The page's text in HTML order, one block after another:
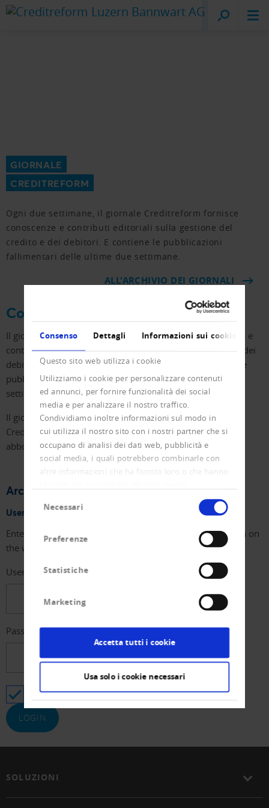
Consenso Dettagli Informazioni sui cookie
Questo sito web utilizza i cookie
Utilizziamo i cookie per personalizzare contenuti
ed annunci, per fornire funzionalità dei social
media e per analizzare il nostro traffico.
Condividiamo inoltre informazioni sul modo in
cui utilizza il nostro sito con i nostri partner che si
occupano di analisi dei dati web, pubblicità e
social media, i quali potrebbero combinarle con
altre informazioni che ha fornito loro o che hanno
delNecessari
Preferenze
Statistiche
Marketing
Accetta tutti i cookie
Usa solo i cookie necessari
Creditreform
Lucerna
GIORNALE
CREDITREFORM
Ogni due settimane, il giornale Creditreform fornisce
conoscenze e contributi editoriali sulla gestione del
credito e dei debitori. E contiene le pubblicazioni
fallimentari delle ultime due settimane.
ALL'ARCHIVIO DEI GIORNALI
Competenze e pubblicazioni.
Il giornale Creditreform fornisce conoscenze specialistiche e
contributi editoriali nel campo della gestione dei crediti e dei
debitori con cadenza quindicinale. Contiene inoltre tutte le
pubblicazioni sui fallimenti e le fatture delle ultime due
settimane.
Il giornale Creditreform è gratuito per i membri di
CrediMEMBER; i non membri pagano CHF 110,00 per un
abbonamento annuale.
Archivio dei giornali
User login
Enter your username and password here in order to log in on
the website
Username
Password
Stay logged in
SOLUZIONI